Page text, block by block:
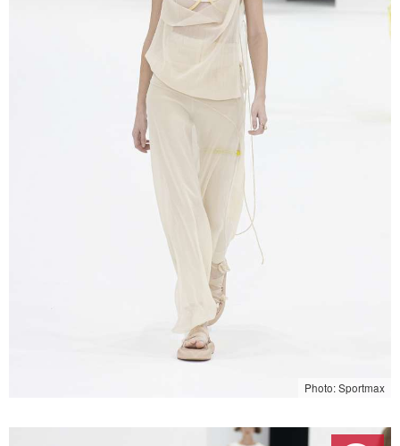
Photo: Sportmax